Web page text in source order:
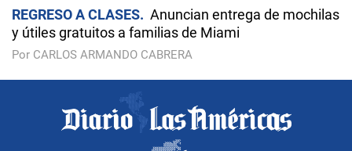
REGRESO A CLASES
Anuncian entrega de mochilas
y útiles gratuitos a familias de Miami
Por CARLOS ARMANDO CABRERA